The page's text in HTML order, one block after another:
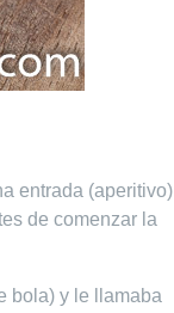
entrada (aperitivo)
de comenzar la
bola) y le llamaba